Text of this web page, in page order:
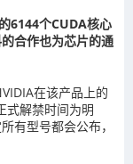
6144个CUDA核心
合作也为芯片的通
在该产品上的
式解禁时间为明
有型号都会公布，